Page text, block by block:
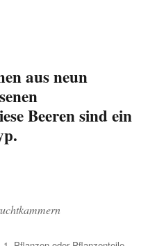
aus neun
Beeren sind ein